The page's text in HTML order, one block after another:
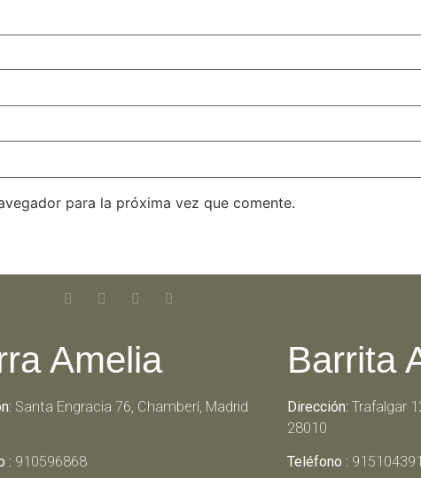
para la próxima vez que comente.
Amelia
Santa Engracia 76, Chamberí, Madrid
: 910596868
Barrita
Dirección: Trafalgar
28010
Teléfono : 915104391